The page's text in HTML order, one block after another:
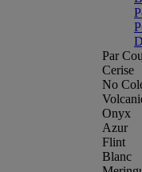
Par
Cerise
No
Onyx
Azur
Flint
Blanc